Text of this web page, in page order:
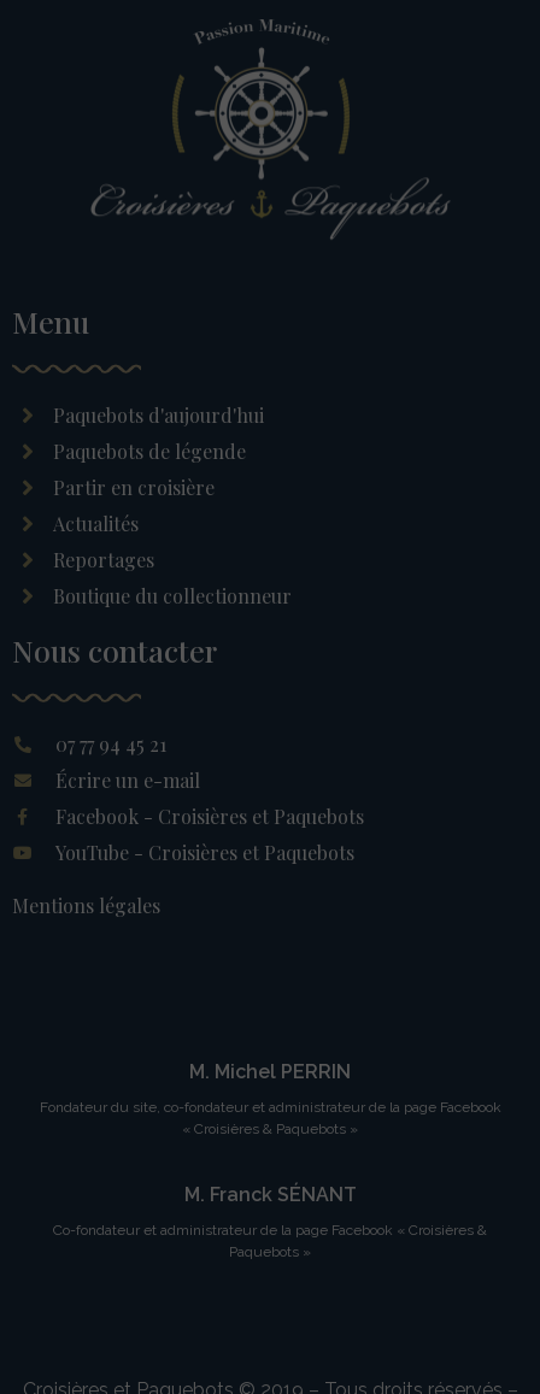
Menu
Paquebots d'aujourd'hui
Paquebots de légende
Partir en croisière
Actualités
Reportages
Boutique du collectionneur
Nous contacter
07 77 94 45 21
Écrire un e-mail
Facebook - Croisières et Paquebots
YouTube - Croisières et Paquebots
Mentions légales
M. Michel PERRIN
Fondateur du site, co-fondateur et administrateur de la page Facebook
« Croisières & Paquebots »
M. Franck SÉNANT
Co-fondateur et administrateur de la page Facebook « Croisières &
Paquebots »